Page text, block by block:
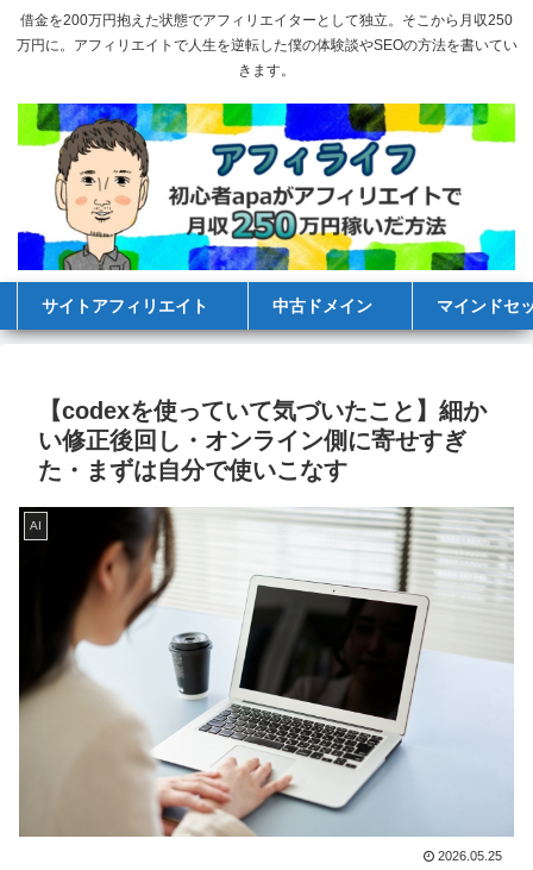
借金を200万円抱えた状態でアフィリエイターとして独立。そこから月収250
万円に。アフィリエイトで人生を逆転した僕の体験談やSEOの方法を書いてい
きます。
サイトアフィリエイト 中古ドメイン マインドセ
【codexを使っていて気づいたこと】細か
い修正後回し・オンライン側に寄せすぎ
た・まずは自分で使いこなす
AI
2026.05.25